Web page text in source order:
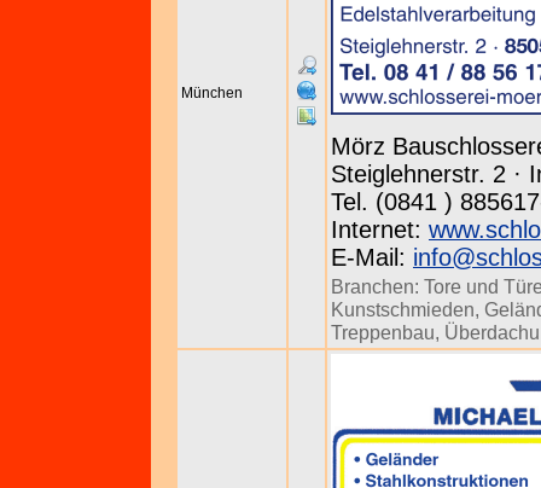
München
Mörz
Steiglehnerstr. 2 ·
Tel. (0841 )
Internet:
E-Mail:
Branchen: Tore und
Kunstschmieden,
Treppenbau,